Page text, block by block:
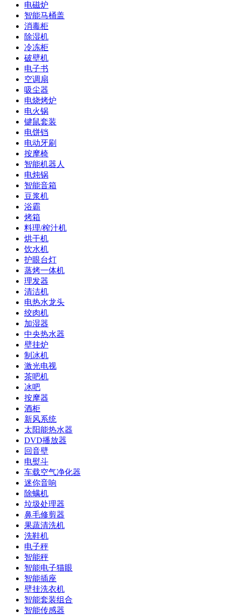
电磁炉
智能马桶盖
消毒柜
除湿机
冷冻柜
破壁机
电子书
空调扇
吸尘器
电烧烤炉
电火锅
键鼠套装
电饼铛
电动牙刷
按摩椅
智能机器人
电炖锅
智能音箱
豆浆机
浴霸
烤箱
料理/榨汁机
烘干机
饮水机
护眼台灯
蒸烤一体机
理发器
清洁机
电热水龙头
绞肉机
加湿器
中央热水器
壁挂炉
制冰机
激光电视
茶吧机
冰吧
按摩器
酒柜
新风系统
太阳能热水器
DVD播放器
回音壁
电熨斗
车载空气净化器
迷你音响
除螨机
垃圾处理器
鼻毛修剪器
果蔬清洗机
洗鞋机
电子秤
智能秤
智能电子猫眼
智能插座
壁挂洗衣机
智能套装组合
智能传感器